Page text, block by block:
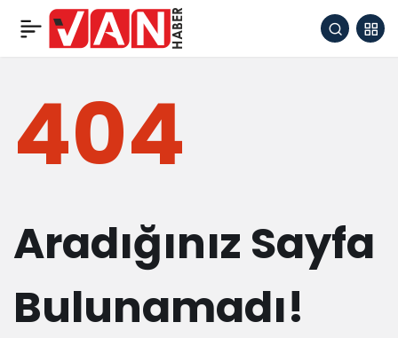
404
Aradığınız Sayfa
Bulunamadı!